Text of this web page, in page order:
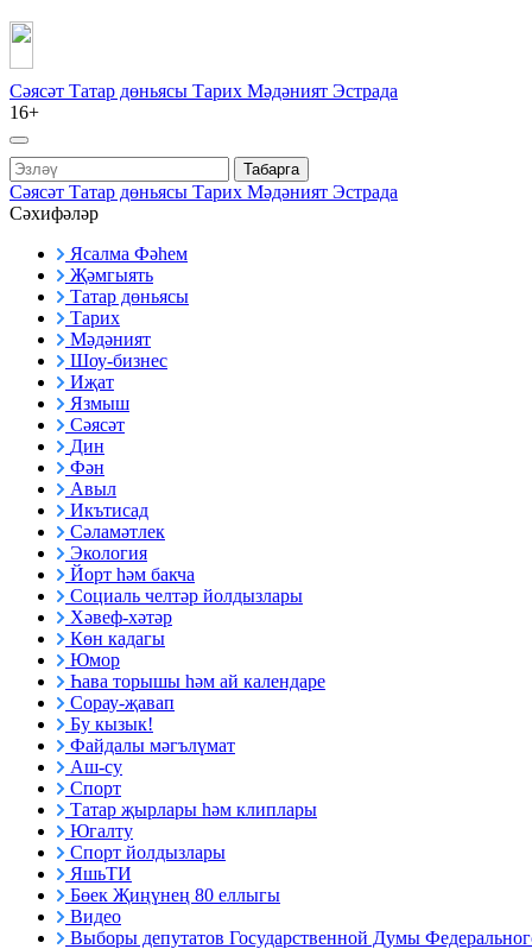
Сәясәт Татар дөньясы Тарих Мәдәният Эстрада
16+
Табарга
Сәясәт Татар дөньясы Тарих Мәдәният Эстрада
Сәхифәләр
Ясалма Фәһем
Җәмгыять
Татар дөньясы
Тарих
Мәдәният
Шоу-бизнес
Иҗат
Язмыш
Сәясәт
Дин
Фән
Авыл
Икътисад
Сәламәтлек
Экология
Йорт һәм бакча
Социаль челтәр йолдызлары
Хәвеф-хәтәр
Көн кадагы
Юмор
Һава торышы һәм ай календаре
Сорау-җавап
Бу кызык!
Файдалы мәгълүмат
Аш-су
Спорт
Татар җырлары һәм клиплары
Югалту
Спорт йолдызлары
ЯшьТИ
Бөек Җиңүнең 80 еллыгы
Видео
Выборы депутатов Государственной Думы